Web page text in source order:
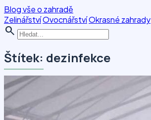
Blog vše o zahradě
ZelinářstvíOvocnářstvíOkrasné zahrady
search
Štítek: dezinfekce